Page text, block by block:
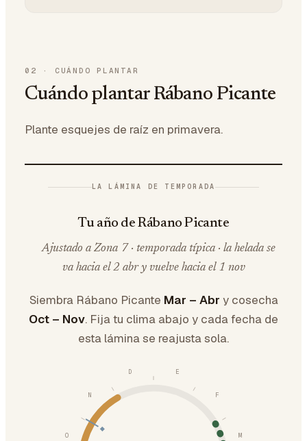
02 · CUÁNDO PLANTAR
Cuándo plantar Rábano Picante
Plante esquejes de raíz en primavera.
LA LÁMINA DE TEMPORADA
Tu año de Rábano Picante
Ajustado a Zona 7 · temporada típica · la helada se
va hacia el 2 abr y vuelve hacia el 1 nov
Siembra Rábano Picante Mar – Abr y cosecha
Oct – Nov. Fija tu clima abajo y cada fecha de
esta lámina se reajusta sola.
E
F
M
O
N
D